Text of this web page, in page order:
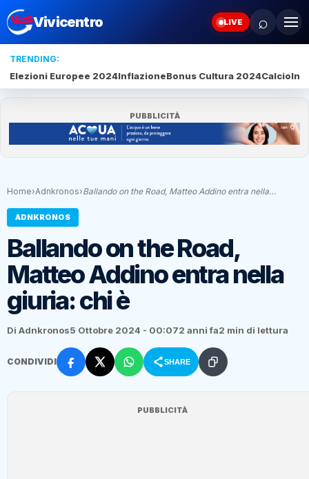
Vivicentro LIVE ⌕
TRENDING:
Elezioni Europee 2024InflazioneBonus Cultura 2024Calcio
PUBBLICITÀ
Home›Adnkronos›Ballando on the Road, Matteo Addino entra nella…
ADNKRONOS
Ballando on the Road,
Matteo Addino entra nella
giuria: chi è
Di Adnkronos5 Ottobre 2024 - 00:072 anni fa2 min di lettura
CONDIVIDI SHARE
PUBBLICITÀ